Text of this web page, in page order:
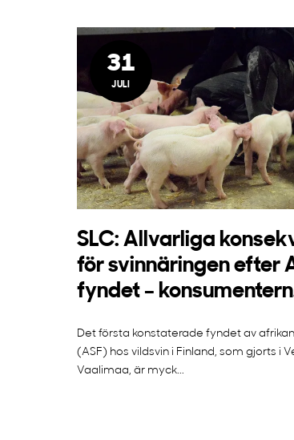
31
JULI
SLC: Allvarliga
för svinnäringen efter
fyndet –
Det första konstaterade fyndet av
(ASF) hos vildsvin i Finland, som gjorts i
Vaalimaa, är myck...